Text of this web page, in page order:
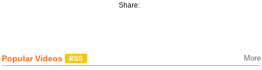
Share:
Popular Videos More